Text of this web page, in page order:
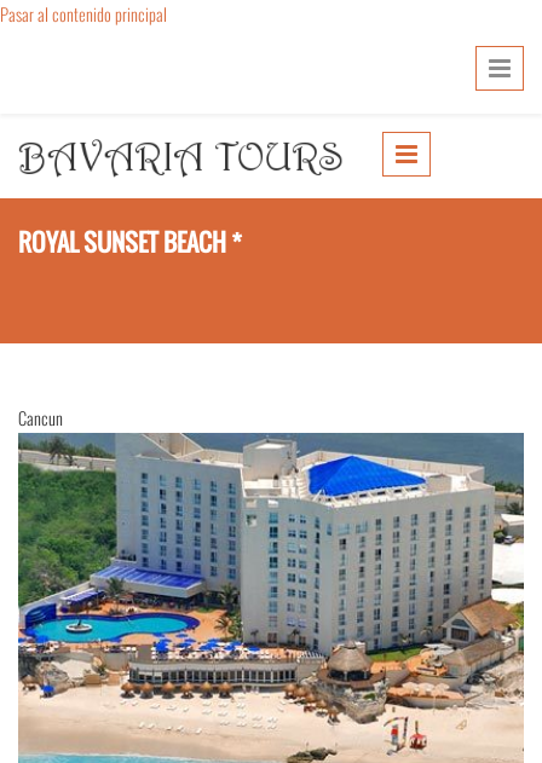
Pasar al contenido principal
ROYAL SUNSET BEACH *
Cancun